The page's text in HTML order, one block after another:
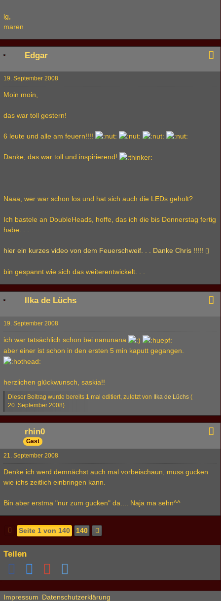
lg,
maren
Edgar
19. September 2008
Moin moin,
das war toll gestern!
6 leute und alle am feuern!!!!
Danke, das war toll und inspirierend!
Naaa, wer war schon los und hat sich auch die LEDs geholt?
Ich bastele an DoubleHeads, hoffe, das ich die bis Donnerstag fertig
habe. . .
hier ein kurzes video von dem Feuerschweif. . . Danke Chris !!!!!
bin gespannt wie sich das weiterentwickelt. . .
Ilka de Lüchs
19. September 2008
ich war tatsächlich schon bei nanunana
aber einer ist schon in den ersten 5 min kaputt gegangen.
herzlichen glückwunsch, saskia!!
Dieser Beitrag wurde bereits 1 mal editiert, zuletzt von Ilka de Lüchs (
20. September 2008)
rhin0
Gast
21. September 2008
Denke ich werd demnächst auch mal vorbeischaun, muss gucken
wie ichs zeitlich einbringen kann.
Bin aber erstma "nur zum gucken" da.... Naja ma sehn^^
Seite 1 von 140 140
Teilen
Impressum Datenschutzerklärung